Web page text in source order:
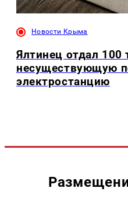
Новости Крыма
Ялтинец отдал 100
несуществующую
электростанцию